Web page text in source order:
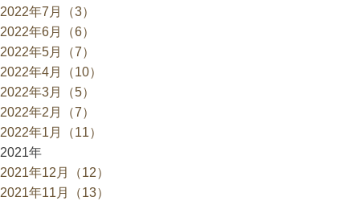
2022年7月（3）
2022年6月（6）
2022年5月（7）
2022年4月（10）
2022年3月（5）
2022年2月（7）
2022年1月（11）
2021年
2021年12月（12）
2021年11月（13）